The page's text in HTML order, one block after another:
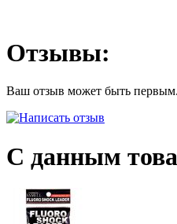
Отзывы:
Ваш отзыв может быть первым.
С данным